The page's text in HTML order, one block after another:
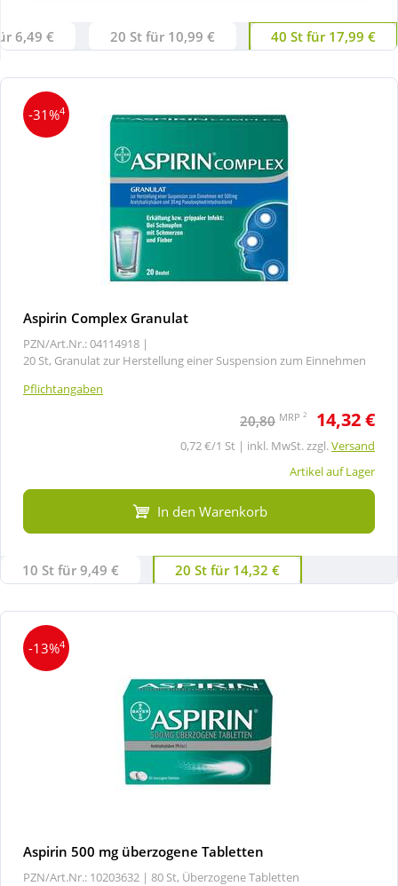
Wellness
6,49 € 20 St für 10,99 € 40 St für 17,99 €
-31%4
Aspirin Complex Granulat
PZN/Art.Nr.: 04114918 |
20 St, Granulat zur Herstellung einer Suspension zum Einnehmen
Pflichtangaben
20,80 MRP 2 14,32 €
0,72 €/1 St | inkl. MwSt. zzgl.Versand
Artikel auf Lager
In den Warenkorb
10 St für 9,49 € 20 St für 14,32 €
-13%4
Aspirin 500 mg überzogene Tabletten
PZN/Art.Nr.: 10203632 | 80 St, Überzogene Tabletten